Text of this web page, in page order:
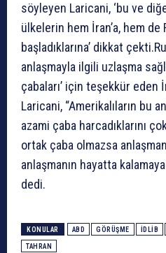
söyleyen Laricani, ‘bu ve
ülkelerin hem İran’a, hem de
başladıklarına’ dikkat
anlaşmayla ilgili uzlaşma
çabaları’ için teşekkür eden
Laricani, “Amerikalıların bu
azami çaba harcadıklarını
ortak çaba olmazsa
anlaşmanın hayatta
dedi.
KONULAR ABD GÖRÜŞME İDLIB
TAHRAN